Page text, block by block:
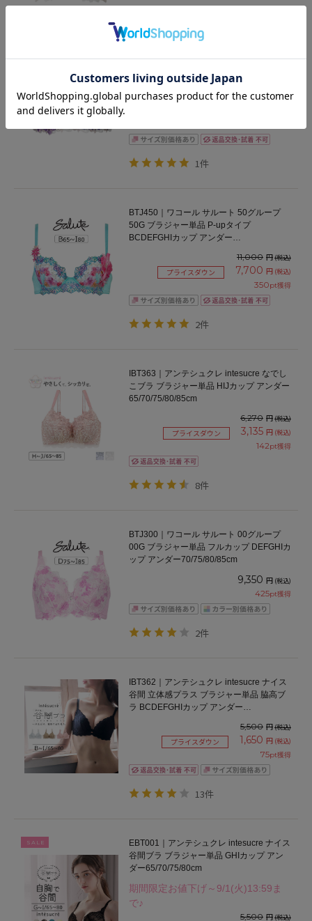
カップ アンダー65/70/75/80/85cm
18,700 円(税込)
1件
BTJ450｜ワコール サルート 50グループ
50G ブラジャー単品 P-upタイプ
BCDEFGHIカップ アンダー
11,000 円(税込)
プライスダウン 7,700 円 (税込)
350pt獲得
2件
IBT363｜アンテシュクレ intesucre なでし
こブラ ブラジャー単品 HIJカップ アンダー
65/70/75/80/85cm
6,270 円(税込)
プライスダウン 3,135 円 (税込)
142pt獲得
8件
BTJ300｜ワコール サルート 00グループ
00G ブラジャー単品 フルカップ DEFGHIカ
ップ アンダー70/75/80/85cm
9,350 円 (税込)
425pt獲得
2件
IBT362｜アンテシュクレ intesucre ナイス
谷間 立体感プラス ブラジャー単品 脇高ブ
ラ BCDEFGHIカップ アンダー
5,500 円(税込)
プライスダウン 1,650 円 (税込)
75pt獲得
13件
SALE
EBT001｜アンテシュクレ intesucre ナイス
谷間ブラ ブラジャー単品 GHIカップ アン
ダー65/70/75/80cm
期間限定お値下げ～9/1(火)13:59ま
で♪
5,500 円(税込)